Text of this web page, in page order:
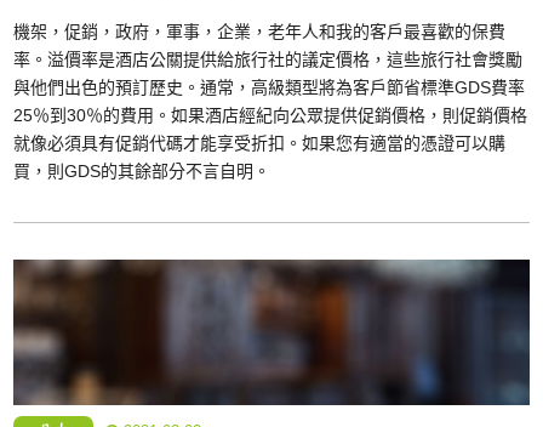
機架，促銷，政府，軍事，企業，老年人和我的客戶最喜歡的保費
率。溢價率是酒店公關提供給旅行社的議定價格，這些旅行社會獎勵
與他們出色的預訂歷史。通常，高級類型將為客戶節省標準GDS費率
25％到30％的費用。如果酒店經紀向公眾提供促銷價格，則促銷價格
就像必須具有促銷代碼才能享受折扣。如果您有適當的憑證可以購
買，則GDS的其餘部分不言自明。